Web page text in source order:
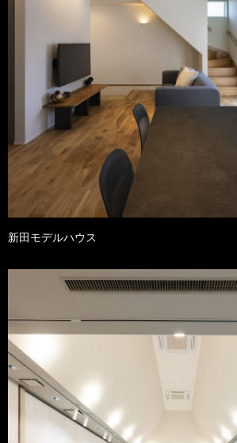
新田モデルハウス